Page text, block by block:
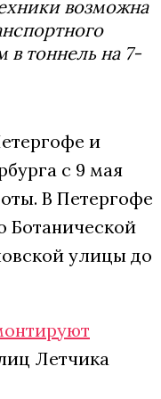
возможна
в тоннель на 7-
и
с 9 мая
В Петергофе
Ботанической
улицы до
Летчика